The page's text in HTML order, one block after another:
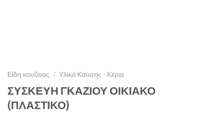
Είδη κουζίνας / Υλικά Καύσης - Κέρια
ΣΥΣΚΕΥΗ ΓΚΑΖΙΟΥ ΟΙΚΙΑΚΟ
(ΠΛΑΣΤΙΚΟ)